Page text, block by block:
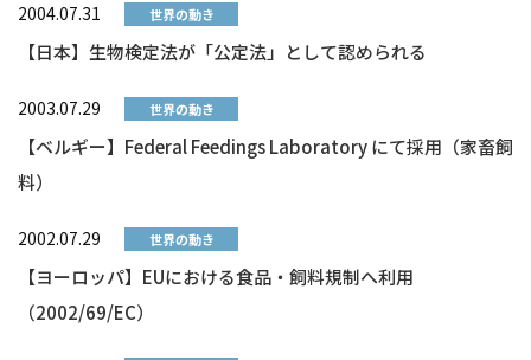
2004.07.31 世界の動き
【日本】生物検定法が「公定法」として認められる
2003.07.29 世界の動き
【ベルギー】Federal Feedings Laboratory にて採用（家畜飼
料）
2002.07.29 世界の動き
【ヨーロッパ】EUにおける食品・飼料規制へ利用
（2002/69/EC）